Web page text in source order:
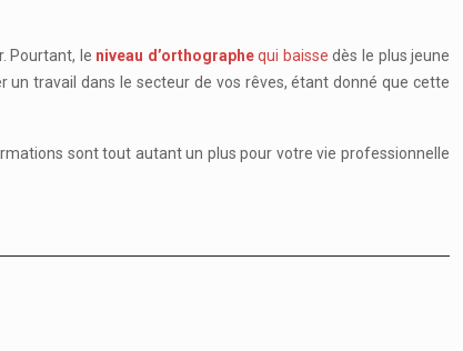
Pourtant, le niveau d’orthographequi baisse dès le plus jeune
travail dans le secteur de vos rêves, étant donné que cette
sont tout autant un plus pour votre vie professionnelle